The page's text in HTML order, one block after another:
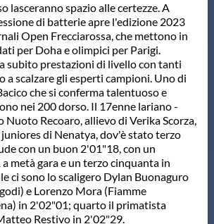
lasceranno spazio alle certezze. A
di batterie apre l'edizione 2023
Open Frecciarossa, che mettono in
per Doha e olimpici per Parigi.
subito prestazioni di livello con tanti
a scalzare gli esperti campioni. Uno di
che si conferma talentuoso e
nei 200 dorso. Il 17enne lariano -
Nuoto Recoaro, allievo di Verika Scorza,
di Nenatya, dov'è stato terzo
con un buon 2'01"18, con un
metà gara e un terzo cinquanta in
ci sono lo scaligero Dylan Buonaguro
e Lorenzo Mora (Fiamme
in 2'02"01; quarto il primatista
Restivo in 2'02"29.